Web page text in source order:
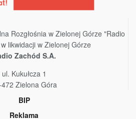
Rozgłośnia w Zielonej Górze "Radio
likwidacji w Zielonej Górze
Zachód S.A.
ul. Kukułcza 1
Zielona Góra
BIP
Reklama